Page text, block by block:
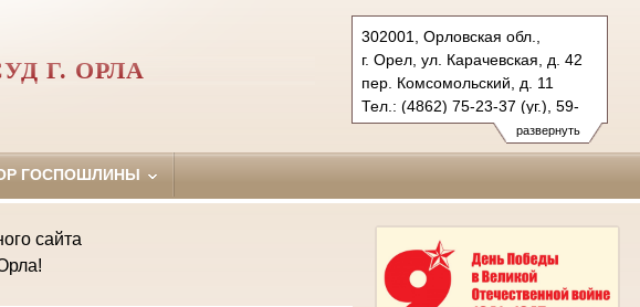
развернуть
302001, Орловская обл.,
г. Орел, ул. Карачевская, д. 42
пер. Комсомольский, д. 11
Тел.: (4862) 75-23-37 (уг.), 59-
63-47 (гражд.)
zavodskoy.orl@sudrf.ru
Г. ОРЛА
ГОСПОШЛИНЫ
сайта